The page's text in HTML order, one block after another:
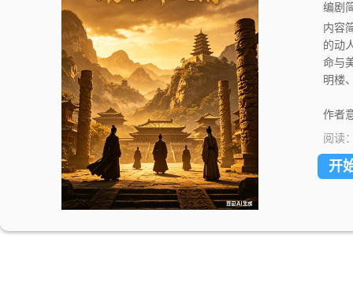
编剧
内容
的动
命与
明楼
与时
作者
阅读
开